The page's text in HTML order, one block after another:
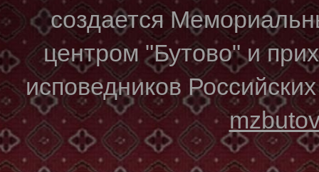
создается
центром "Бутово" и
исповедников